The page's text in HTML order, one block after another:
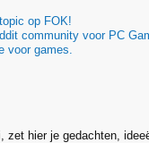
op FOK!
community voor PC
voor games.
zet hier je gedachten,